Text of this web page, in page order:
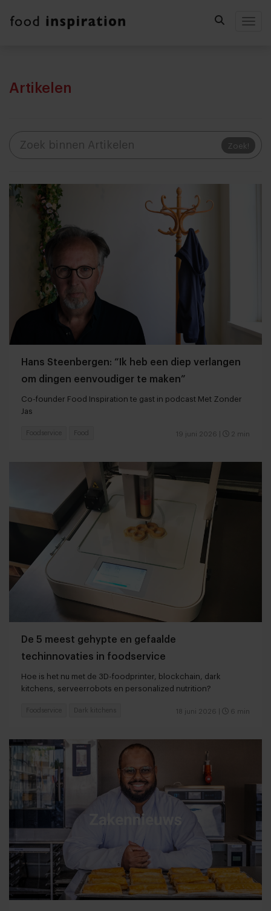
Artikelen
Zoek!
Hans Steenbergen: “Ik heb een diep verlangen
om dingen eenvoudiger te maken”
Co-founder Food Inspiration te gast in podcast Met Zonder
Jas
19 juni 2026 2 min
Foodservice Food
De 5 meest gehypte en gefaalde
techinnovaties in foodservice
Hoe is het nu met de 3D-foodprinter, blockchain, dark
kitchens, serveerrobots en personalized nutrition?
18 juni 2026 6 min
Foodservice Dark kitchens